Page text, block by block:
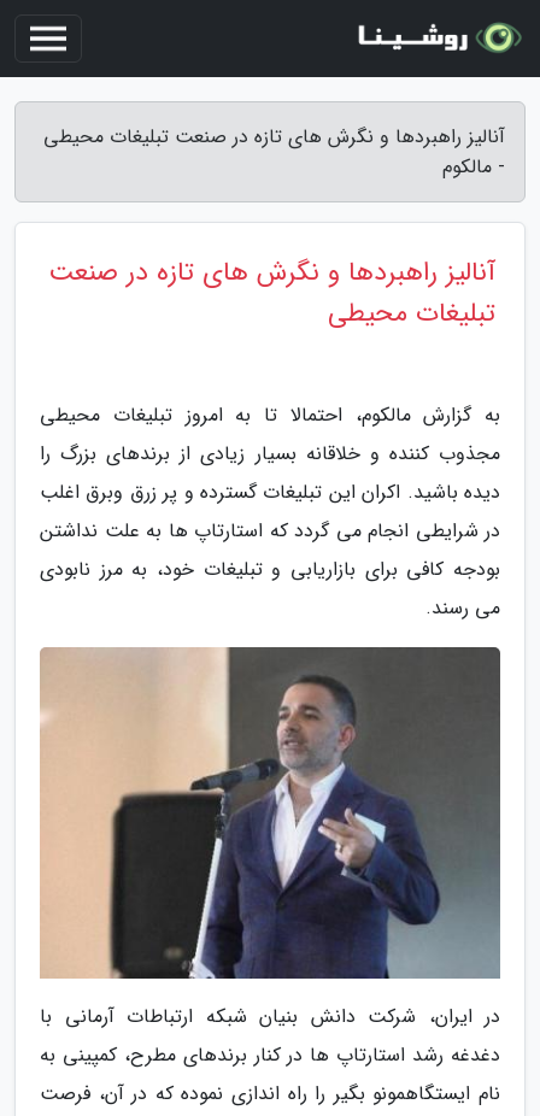
آنالیز راهبردها و نگرش های تازه در صنعت تبلیغات محیطی
- مالکوم
آنالیز راهبردها و نگرش های تازه در صنعت
تبلیغات محیطی
به گزارش مالکوم، احتمالا تا به امروز تبلیغات محیطی
مجذوب کننده و خلاقانه بسیار زیادی از برندهای بزرگ را
دیده باشید. اکران این تبلیغات گسترده و پر زرق وبرق اغلب
در شرایطی انجام می گردد که استارتاپ ها به علت نداشتن
بودجه کافی برای بازاریابی و تبلیغات خود، به مرز نابودی
می رسند.
در ایران، شرکت دانش بنیان شبکه ارتباطات آرمانی با
دغدغه رشد استارتاپ ها در کنار برندهای مطرح، کمپینی به
نام ایستگاهمونو بگیر را راه اندازی نموده که در آن، فرصت